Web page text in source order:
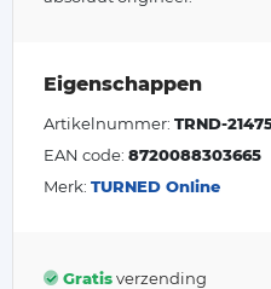
Eigenschappen
Artikelnummer: TRND-
EAN code: 8720088303665
Merk: TURNED Online
Gratisverzending